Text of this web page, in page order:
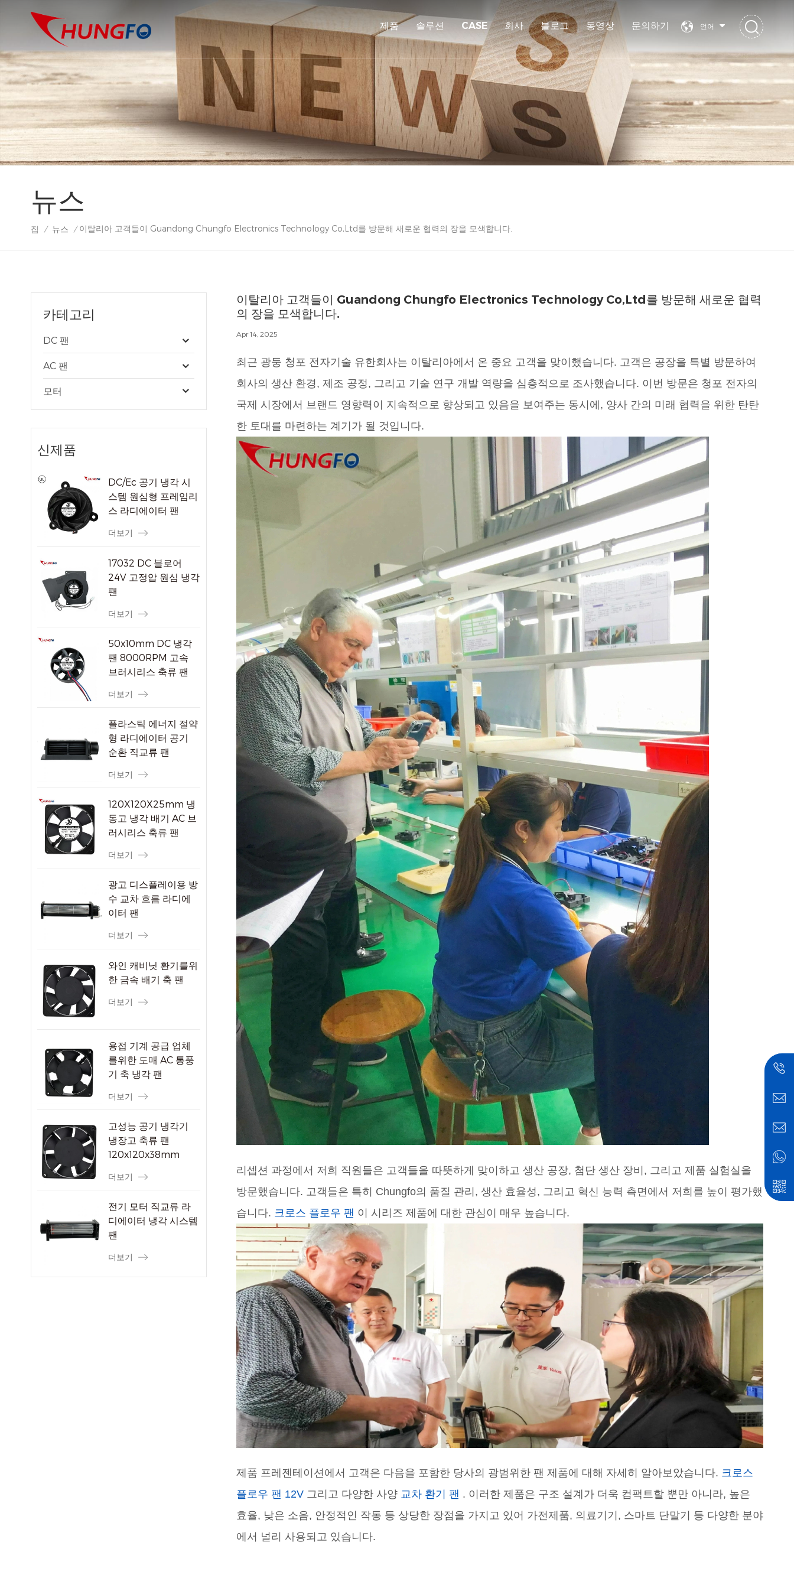
언어
제품 솔루션 CASE 회사 블로그 동영상 문의하기
뉴스
집 / 뉴스 / 이탈리아 고객들이 Guandong Chungfo Electronics Technology Co,Ltd를 방문해 새로운 협력의 장을 모색합니다.
카테고리
DC 팬
AC 팬
모터
신제품
DC/Ec 공기 냉각 시
스템 원심형 프레임리
스 라디에이터 팬
더보기
17032 DC 블로어
24V 고정압 원심 냉각
팬
더보기
50x10mm DC 냉각
팬 8000RPM 고속
브러시리스 축류 팬
더보기
플라스틱 에너지 절약
형 라디에이터 공기
순환 직교류 팬
더보기
120X120X25mm 냉
동고 냉각 배기 AC 브
러시리스 축류 팬
더보기
광고 디스플레이용 방
수 교차 흐름 라디에
이터 팬
더보기
와인 캐비닛 환기를위
한 금속 배기 축 팬
더보기
용접 기계 공급 업체
를위한 도매 AC 통풍
기 축 냉각 팬
더보기
고성능 공기 냉각기
냉장고 축류 팬
120x120x38mm
더보기
전기 모터 직교류 라
디에이터 냉각 시스템
팬
더보기
이탈리아 고객들이 Guandong Chungfo Electronics Technology Co,Ltd를 방문해 새로운 협력
의 장을 모색합니다.
Apr 14, 2025
최근 광둥 청포 전자기술 유한회사는 이탈리아에서 온 중요 고객을 맞이했습니다. 고객은 공장을 특별 방문하여
회사의 생산 환경, 제조 공정, 그리고 기술 연구 개발 역량을 심층적으로 조사했습니다. 이번 방문은 청포 전자의
국제 시장에서 브랜드 영향력이 지속적으로 향상되고 있음을 보여주는 동시에, 양사 간의 미래 협력을 위한 탄탄
한 토대를 마련하는 계기가 될 것입니다.
리셉션 과정에서 저희 직원들은 고객들을 따뜻하게 맞이하고 생산 공장, 첨단 생산 장비, 그리고 제품 실험실을
방문했습니다. 고객들은 특히 Chungfo의 품질 관리, 생산 효율성, 그리고 혁신 능력 측면에서 저희를 높이 평가했
습니다. 크로스 플로우 팬 이 시리즈 제품에 대한 관심이 매우 높습니다.
제품 프레젠테이션에서 고객은 다음을 포함한 당사의 광범위한 팬 제품에 대해 자세히 알아보았습니다. 크로스
플로우 팬 12V 그리고 다양한 사양 교차 환기 팬 . 이러한 제품은 구조 설계가 더욱 컴팩트할 뿐만 아니라, 높은
효율, 낮은 소음, 안정적인 작동 등 상당한 장점을 가지고 있어 가전제품, 의료기기, 스마트 단말기 등 다양한 분야
에서 널리 사용되고 있습니다.